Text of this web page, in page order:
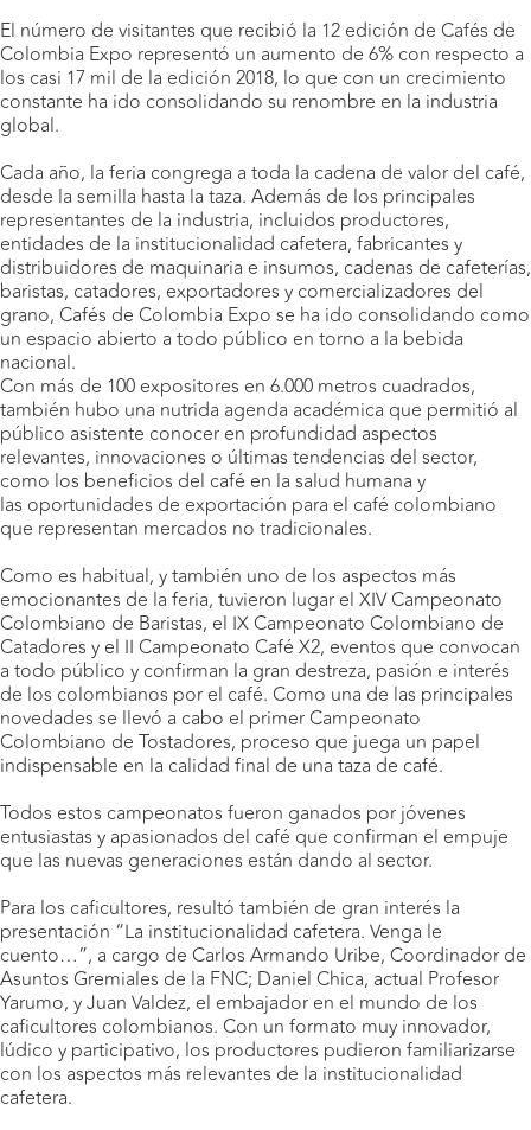
El número de visitantes que recibió la 12 edición de Cafés de
Colombia Expo representó un aumento de 6% con respecto a
los casi 17 mil de la edición 2018, lo que con un crecimiento
constante ha ido consolidando su renombre en la industria
global.
Cada año, la feria congrega a toda la cadena de valor del café,
desde la semilla hasta la taza. Además de los principales
representantes de la industria, incluidos productores,
entidades de la institucionalidad cafetera, fabricantes y
distribuidores de maquinaria e insumos, cadenas de cafeterías,
baristas, catadores, exportadores y comercializadores del
grano, Cafés de Colombia Expo se ha ido consolidando como
un espacio abierto a todo público en torno a la bebida
nacional.
Con más de 100 expositores en 6.000 metros cuadrados,
también hubo una nutrida agenda académica que permitió al
público asistente conocer en profundidad aspectos
relevantes, innovaciones o últimas tendencias del sector,
como los beneficios del café en la salud humana y
las oportunidades de exportación para el café colombiano
que representan mercados no tradicionales.
Como es habitual, y también uno de los aspectos más
emocionantes de la feria, tuvieron lugar el XIV Campeonato
Colombiano de Baristas, el IX Campeonato Colombiano de
Catadores y el II Campeonato Café X2, eventos que convocan
a todo público y confirman la gran destreza, pasión e interés
de los colombianos por el café. Como una de las principales
novedades se llevó a cabo el primer Campeonato
Colombiano de Tostadores, proceso que juega un papel
indispensable en la calidad final de una taza de café.
Todos estos campeonatos fueron ganados por jóvenes
entusiastas y apasionados del café que confirman el empuje
que las nuevas generaciones están dando al sector.
Para los caficultores, resultó también de gran interés la
presentación “La institucionalidad cafetera. Venga le
cuento…”, a cargo de Carlos Armando Uribe, Coordinador de
Asuntos Gremiales de la FNC; Daniel Chica, actual Profesor
Yarumo, y Juan Valdez, el embajador en el mundo de los
caficultores colombianos. Con un formato muy innovador,
lúdico y participativo, los productores pudieron familiarizarse
con los aspectos más relevantes de la institucionalidad
cafetera.